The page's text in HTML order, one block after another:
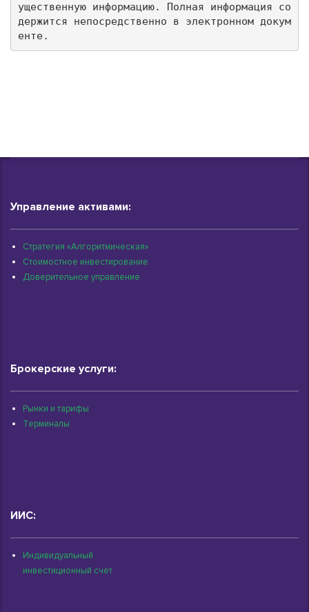
ущественную информацию. Полная информация со
держится непосредственно в электронном докум
енте.
Управление активами:
Стратегия «Алгоритмическая»
Стоимостное инвестирование
Доверительное управление
Брокерские услуги:
Рынки и тарифы
Терминалы
ИИС:
Индивидуальный
инвестиционный счет